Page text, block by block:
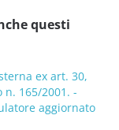
questi
ex art. 30,
165/2001. -
aggiornato